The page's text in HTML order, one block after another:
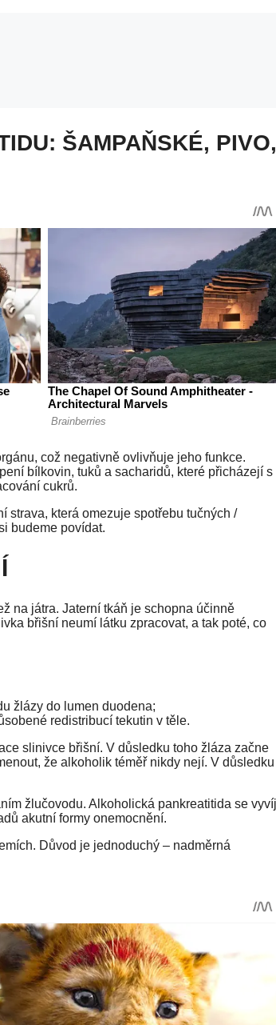
ŠAMPAŇSKÉ,
což negativně ovlivňuje jeho funkce.
bílkovin, tuků a sacharidů, které přicházejí s
cukrů.
strava, která omezuje spotřebu tučných /
budeme povídat.
na játra. Jaterní tkáň je schopna účinně
břišní neumí látku zpracovat, a tak poté, co
žlázy do lumen duodena;
redistribucí tekutin v těle.
slinivce břišní. V důsledku toho žláza začne
že alkoholik téměř nikdy nejí. V důsledku
žlučovodu. Alkoholická pankreatitida se
akutní formy onemocnění.
Důvod je jednoduchý – nadměrná